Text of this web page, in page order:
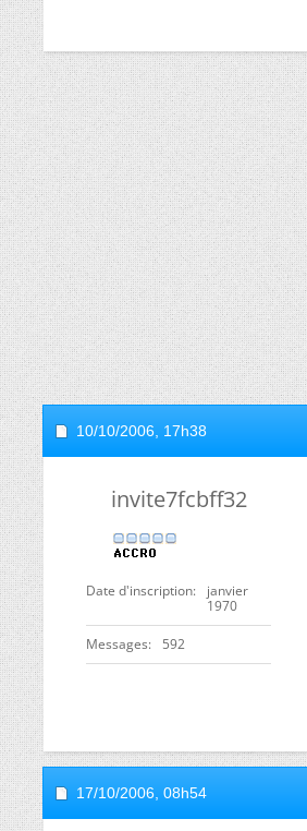
10/10/2006, 17h38
invite7fcbff32
Date d'inscription
janvier
1970
Messages 592
17/10/2006, 08h54